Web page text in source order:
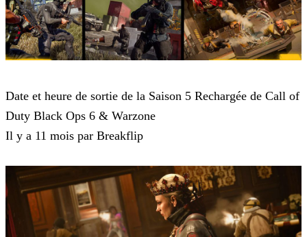
Date et heure de sortie de la Saison 5 Rechargée de Call of
Duty Black Ops 6 & Warzone
Il y a 11 mois par Breakflip